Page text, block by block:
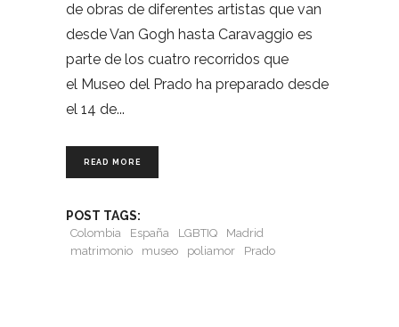
de obras de diferentes artistas que van
desde Van Gogh hasta Caravaggio es
parte de los cuatro recorridos que
el Museo del Prado ha preparado desde
el 14 de
READ MORE
POST TAGS:
Colombia España LGBTIQ
Madrid
matrimonio
museo poliamor Prado